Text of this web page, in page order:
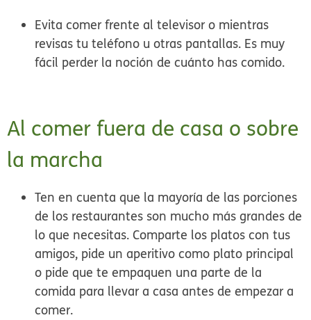
Evita comer frente al televisor o mientras
revisas tu teléfono u otras pantallas. Es muy
fácil perder la noción de cuánto has comido.
Al comer fuera de casa o sobre
la marcha
Ten en cuenta que la mayoría de las porciones
de los restaurantes son mucho más grandes de
lo que necesitas. Comparte los platos con tus
amigos, pide un aperitivo como plato principal
o pide que te empaquen una parte de la
comida para llevar a casa antes de empezar a
comer.